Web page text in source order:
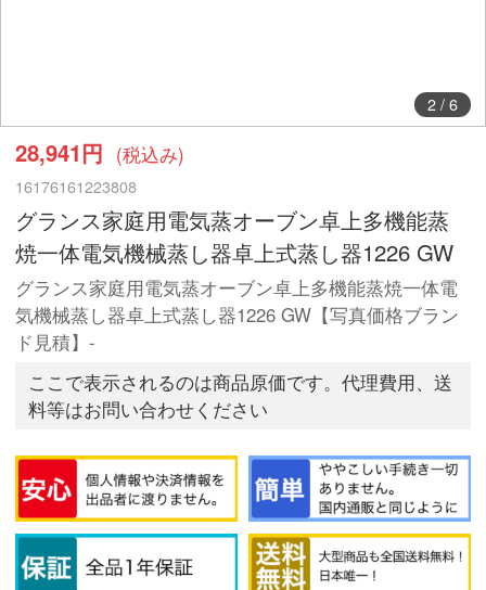
3/ 6
28,941円 (税込み)
16176161223808
グランス家庭用電気蒸オーブン卓上多機能蒸
焼一体電気機械蒸し器卓上式蒸し器1226 GW
グランス家庭用電気蒸オーブン卓上多機能蒸焼一体電
気機械蒸し器卓上式蒸し器1226 GW【写真価格ブラン
ド見積】-
ここで表示されるのは商品原価です。代理費用、送
料等はお問い合わせください